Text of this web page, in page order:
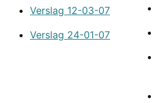
Verslag 12-03-07
Verslag 24-01-07